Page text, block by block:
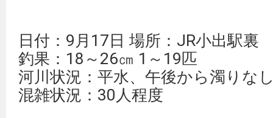
日付：9月17日 場所：JR小出駅裏
釣果：18～26㎝ 1～19匹
河川状況：平水、午後から濁りな
混雑状況：30人程度